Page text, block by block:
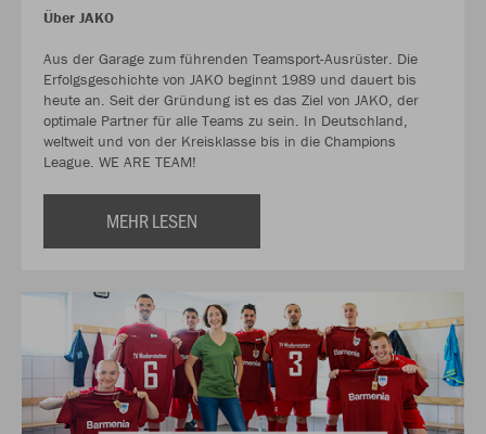
Über JAKO
Aus der Garage zum führenden Teamsport-Ausrüster. Die
Erfolgsgeschichte von JAKO beginnt 1989 und dauert bis
heute an. Seit der Gründung ist es das Ziel von JAKO, der
optimale Partner für alle Teams zu sein. In Deutschland,
weltweit und von der Kreisklasse bis in die Champions
League. WE ARE TEAM!
MEHR LESEN